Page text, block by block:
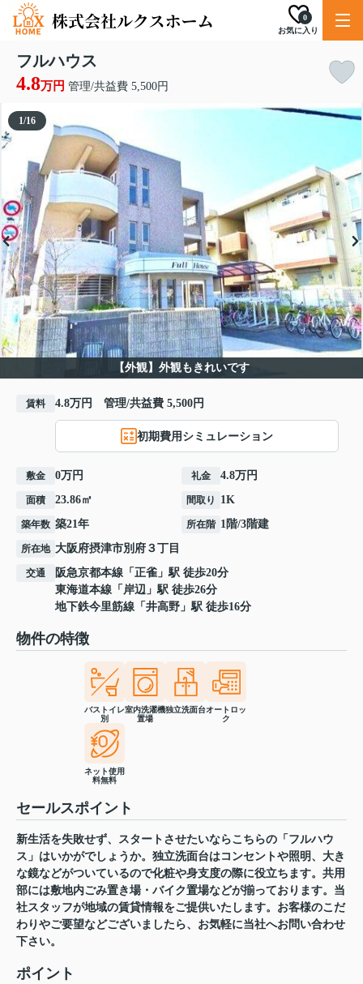
お気に入り
0
フルハウス
4.8万円 管理/共益費 5,500円
【外観】外観もきれいです
1/16
賃料 4.8万円 管理/共益費 5,500円
初期費用シミュレーション
敷金 0万円 礼金 4.8万円
面積 23.86㎡ 間取り 1K
築年数 築21年 所在階 1階/3階建
所在地 大阪府摂津市別府 ３丁目
交通 阪急京都本線 「 正雀 」駅 徒歩20分
東海道本線 「 岸辺 」駅 徒歩26分
地下鉄今里筋線 「 井高野 」駅 徒歩16分
物件の特徴
バストイレ
別
室内洗濯機
置場
独立洗面台オートロッ
ク
ネット使用
料無料
セールスポイント
新生活を失敗せず、スタートさせたいならこちらの「フルハウ
ス」はいかがでしょうか。独立洗面台はコンセントや照明、大き
な鏡などがついているので化粧や身支度の際に役立ちます。共用
部には敷地内ごみ置き場・バイク置場などが揃っております。当
社スタッフが地域の賃貸情報をご提供いたします。お客様のこだ
わりやご要望などございましたら、お気軽に当社へお問い合わせ
下さい。
ポイント